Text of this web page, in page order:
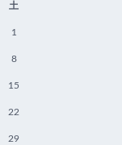
土
1
8
15
22
29